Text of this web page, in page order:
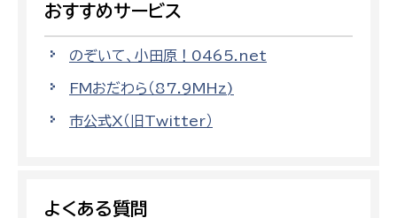
おすすめサービス
のぞいて、小田原！0465.net
FMおだわら（87.9MHz)
市公式X（旧Twitter）
よくある質問